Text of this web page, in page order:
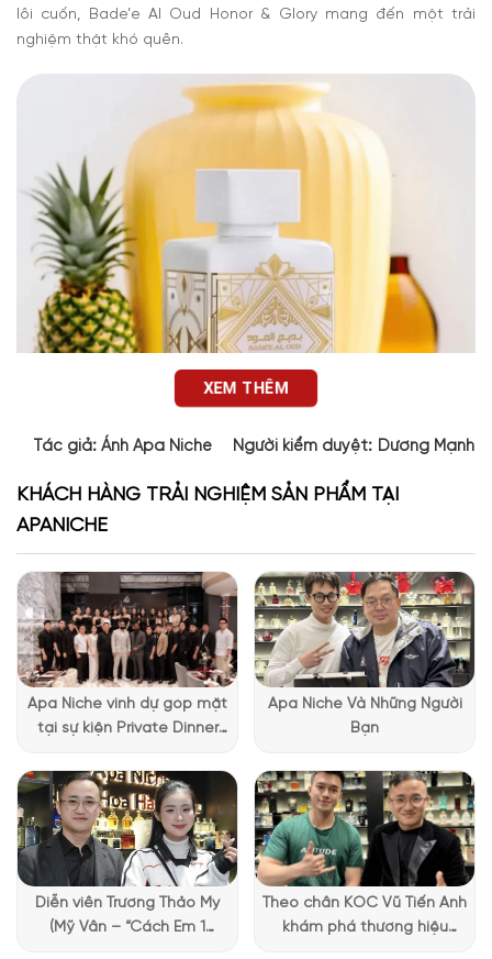
lôi cuốn, Bade’e Al Oud Honor & Glory mang đến một trải
nghiệm thật khó quên.
Thiết kế của Al Oud Honor & Glory là một tác phẩm nghệ
thuật thực thụ. Với tông màu trắng chủ đạo, tượng trưng cho
sự tinh khôi và thuần khiết, kết hợp cùng họa tiết màu vàng
kim, gợi nhắc đến sự sang trọng và quyền quý. Mặt trước chai
được trang trí với hoa văn họa tiết mang phong cách Trung
Đông, tạo cảm giác vừa cổ điển, vừa hiện đại. Đặc biệt, chai
giác chắc chắn và cao cấp khi cầm trên tay.
XEM THÊM
Tác giả: Ánh Apa Niche Người kiểm duyệt: Dương Mạnh
KHÁCH HÀNG TRẢI NGHIỆM SẢN PHẨM TẠI
APANICHE
Apa Niche vinh dự góp mặt
tại sự kiện Private Dinner
Vietnam
Apa Niche Và Những Người
Bạn
Diễn viên Trương Thảo My
(Mỹ Vân – “Cách Em 1
Theo chân KOC Vũ Tiến Anh
khám phá thương hiệu